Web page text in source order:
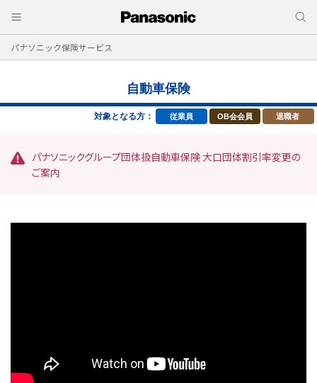
パナソニック保険サービス
自動車保険
対象となる方： 従業員 OB会会員 退職者
パナソニックグループ団体扱自動車保険 大口団体割引率変更の
ご案内